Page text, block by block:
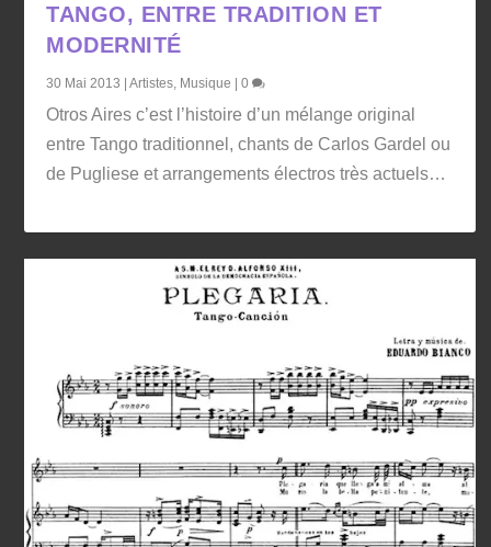
TANGO, ENTRE TRADITION ET
MODERNITÉ
30 Mai 2013 |Artistes Musique |0
Otros Aires c’est l’histoire d’un mélange original
entre Tango traditionnel, chants de Carlos Gardel ou
de Pugliese et arrangements électros très actuels…